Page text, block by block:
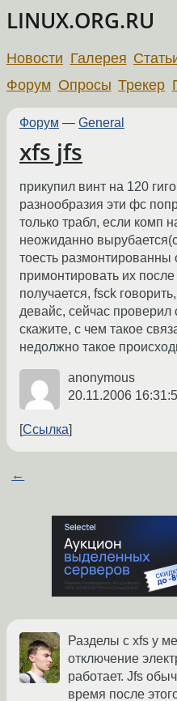
LINUX.ORG.RU
Новости Галерея
Форум Опросы Трекер
Форум — General
xfs jfs
прикупил винт на 120
разнообразия эти фс
только трабл, если комп
неожиданно
тоесть размонтированны
примонтировать их после
получается, fsck
девайс, сейчас проверил
скажите, с чем такое
недолжно такое
anonymous
20.11.2006
Ссылка
←
Разделы с xfs у
отключение
работает. Jfs
время после